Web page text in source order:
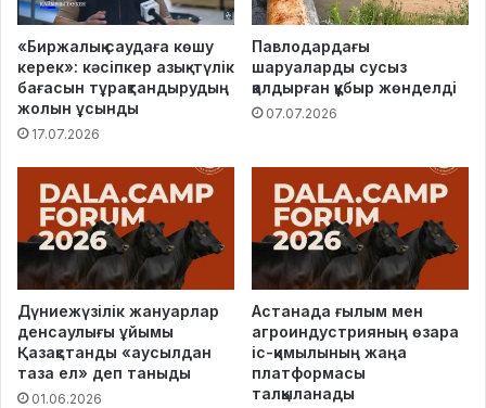
«Биржалық саудаға көшу
керек»: кәсіпкер азық-түлік
бағасын тұрақтандырудың
жолын ұсынды
17.07.2026
Павлодардағы
шаруаларды сусыз
қалдырған құбыр жөнделді
07.07.2026
Дүниежүзілік жануарлар
денсаулығы ұйымы
Қазақстанды «аусылдан
таза ел» деп таныды
01.06.2026
Астанада ғылым мен
агроиндустрияның өзара
іс-қимылының жаңа
платформасы
талқыланады